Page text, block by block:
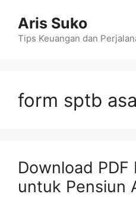
content
Aris Suko
Tips Keuangan dan
form sptb
Download PDF
untuk Pensiun